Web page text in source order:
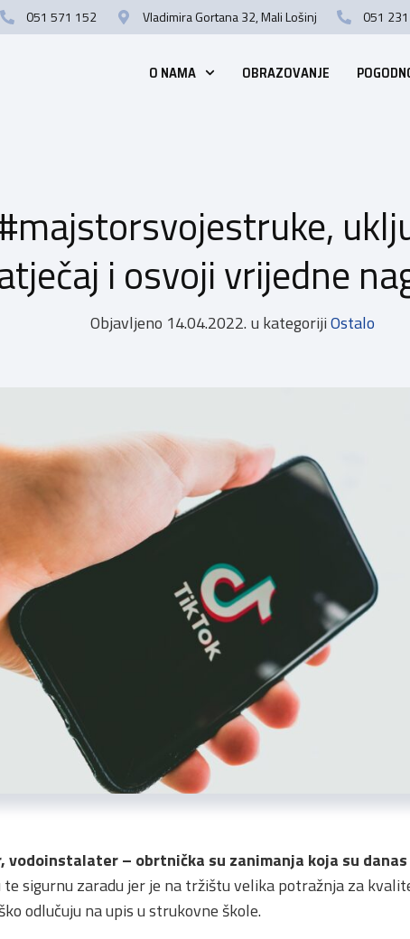
051 571 152 Vladimira Gortana 32, Mali Lošinj 051
O NAMA OBRAZOVANJE
i osvoji vrijedne
Objavljeno 14.04.2022. u kategorijiOstalo
vodoinstalater – obrtnička su zanimanja koja su
te sigurnu zaradu jer je na tržištu velika potražnja za
odlučuju na upis u strukovne škole.